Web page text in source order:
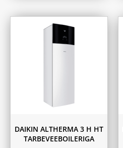
230L
DAIKIN ALTHERMA 3 H HT
TARBEVEEBOILERIGA